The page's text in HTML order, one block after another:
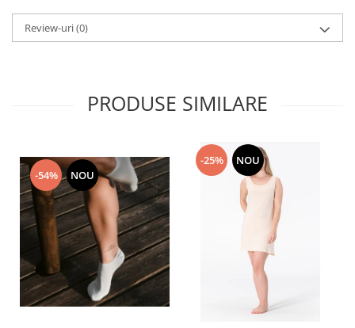
Review-uri(0)
PRODUSE SIMILARE
-54% NOU
-25% NOU